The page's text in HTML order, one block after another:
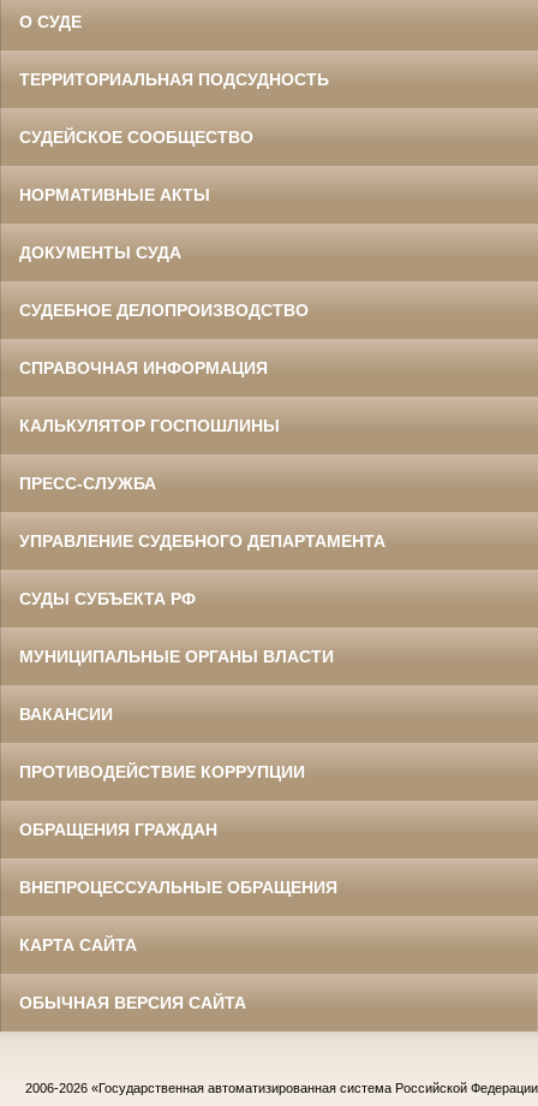
О СУДЕ
ТЕРРИТОРИАЛЬНАЯ ПОДСУДНОСТЬ
СУДЕЙСКОЕ СООБЩЕСТВО
НОРМАТИВНЫЕ АКТЫ
ДОКУМЕНТЫ СУДА
СУДЕБНОЕ ДЕЛОПРОИЗВОДСТВО
СПРАВОЧНАЯ ИНФОРМАЦИЯ
КАЛЬКУЛЯТОР ГОСПОШЛИНЫ
ПРЕСС-СЛУЖБА
УПРАВЛЕНИЕ СУДЕБНОГО ДЕПАРТАМЕНТА
СУДЫ СУБЪЕКТА РФ
МУНИЦИПАЛЬНЫЕ ОРГАНЫ ВЛАСТИ
ВАКАНСИИ
ПРОТИВОДЕЙСТВИЕ КОРРУПЦИИ
ОБРАЩЕНИЯ ГРАЖДАН
ВНЕПРОЦЕССУАЛЬНЫЕ ОБРАЩЕНИЯ
КАРТА САЙТА
ОБЫЧНАЯ ВЕРСИЯ САЙТА
2006-2026 «Государственная автоматизированная система Российской